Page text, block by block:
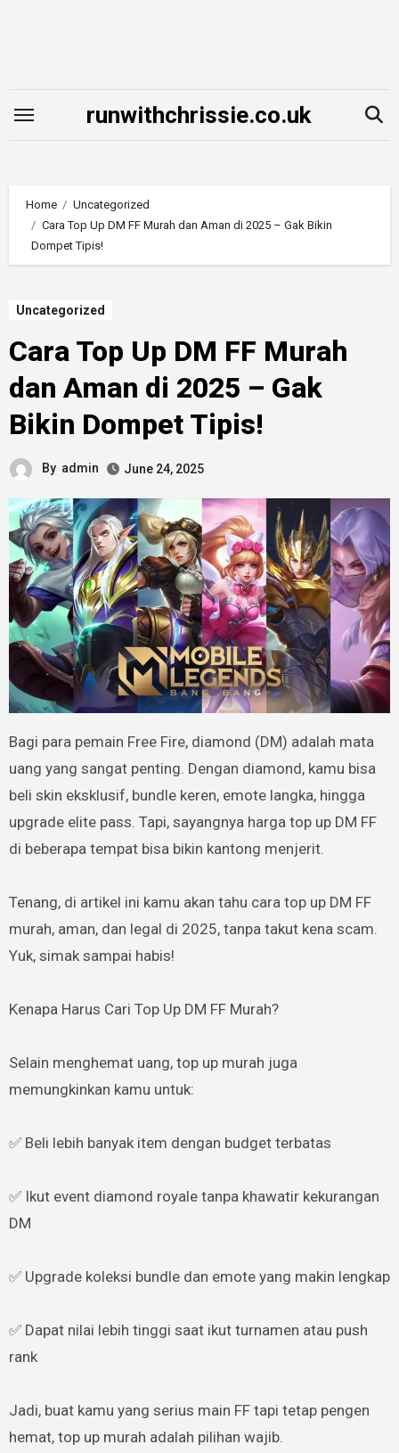
runwithchrissie.co.uk
Home
Uncategorized
Cara Top Up DM FF Murah dan Aman di 2025 – Gak Bikin
Dompet Tipis!
Uncategorized
Cara Top Up DM FF Murah
dan Aman di 2025 – Gak
Bikin Dompet Tipis!
By admin June 24, 2025
Bagi para pemain Free Fire, diamond (DM) adalah mata
uang yang sangat penting. Dengan diamond, kamu bisa
beli skin eksklusif, bundle keren, emote langka, hingga
upgrade elite pass. Tapi, sayangnya harga top up DM FF
di beberapa tempat bisa bikin kantong menjerit.
Tenang, di artikel ini kamu akan tahu cara top up DM FF
murah, aman, dan legal di 2025, tanpa takut kena scam.
Yuk, simak sampai habis!
Kenapa Harus Cari Top Up DM FF Murah?
Selain menghemat uang, top up murah juga
memungkinkan kamu untuk:
✅ Beli lebih banyak item dengan budget terbatas
✅ Ikut event diamond royale tanpa khawatir kekurangan
DM
✅ Upgrade koleksi bundle dan emote yang makin lengkap
✅ Dapat nilai lebih tinggi saat ikut turnamen atau push
rank
Jadi, buat kamu yang serius main FF tapi tetap pengen
hemat, top up murah adalah pilihan wajib.